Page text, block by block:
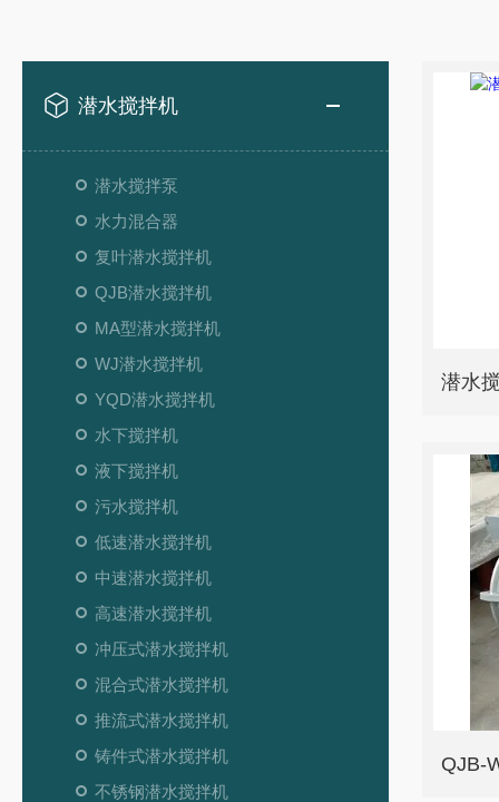
潜水搅拌机
潜水搅拌泵
水力混合器
复叶潜水搅拌机
QJB潜水搅拌机
MA型潜水搅拌机
WJ潜水搅拌机
YQD潜水搅拌机
水下搅拌机
液下搅拌机
污水搅拌机
低速潜水搅拌机
中速潜水搅拌机
高速潜水搅拌机
冲压式潜水搅拌机
混合式潜水搅拌机
推流式潜水搅拌机
铸件式潜水搅拌机
不锈钢潜水搅拌机
潜水
QJB-